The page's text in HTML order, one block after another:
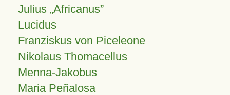
Julius Africanus
Lucidus
Franziskus von Piceleone
Nikolaus Thomacellus
Menna-Jakobus
Maria Peñalosa